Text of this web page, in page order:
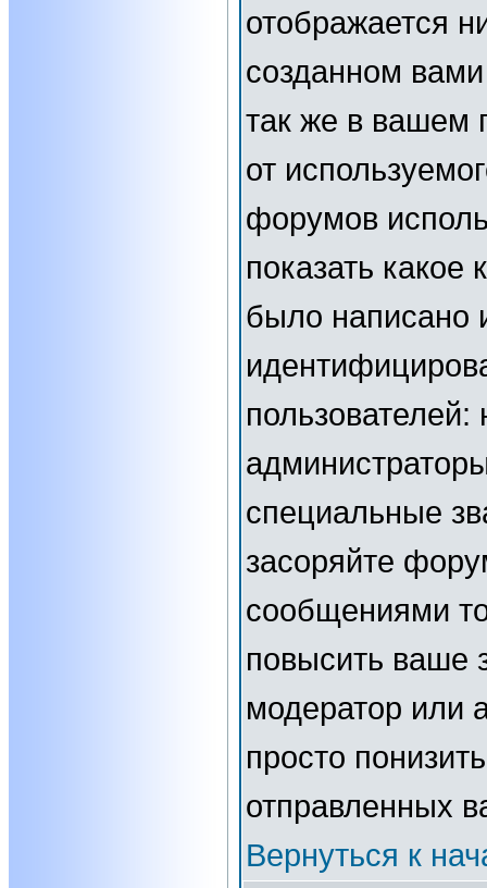
отображается
созданном
так же в вашем
от
форумов
показать какое
было написано
специальные
засоряйте
сообщениями
повысить ваше
модератор или
просто
отправленных
Вернуться к